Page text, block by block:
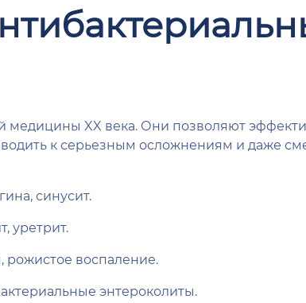
XX века. Они позволяют
к серьезным осложнениям и даже
синусит.
уретрит.
воспаление.
энтероколиты.